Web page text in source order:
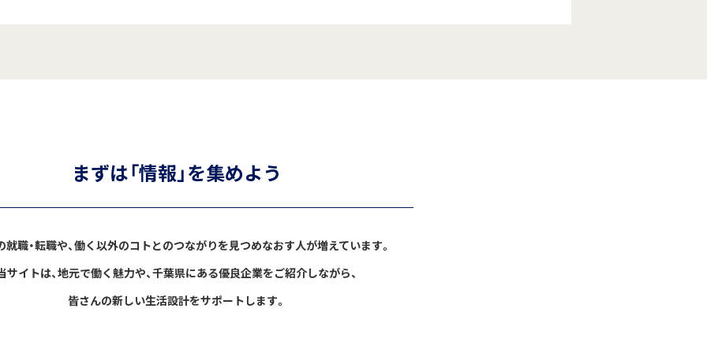
まずは「情報」を集めよう
就職・転職や、働く以外のコトとのつながりを見つめなおす人が増えています。
サイトは、地元で働く魅力や、千葉県にある優良企業をご紹介しながら、
皆さんの新しい生活設計をサポートします。